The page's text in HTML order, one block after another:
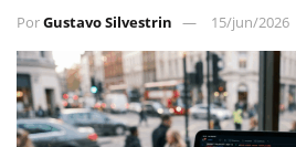
PorGustavo Silvestrin 15/jun/2026